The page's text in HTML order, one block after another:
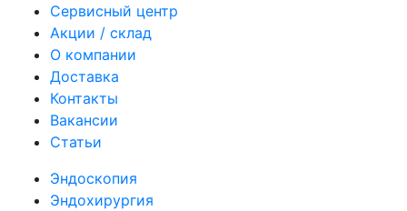
Сервисный центр
Акции / склад
О компании
Доставка
Контакты
Вакансии
Статьи
Эндоскопия
Эндохирургия